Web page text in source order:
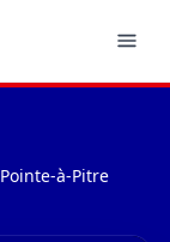
Pointe-à-Pitre